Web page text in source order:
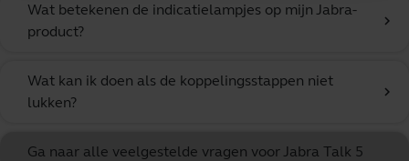
Wat betekenen de indicatielampjes op mijn Jabra-
product?
chevron_right
Wat kan ik doen als de koppelingsstappen niet
lukken?
chevron_right
Ga naar alle veelgestelde vragen voor Jabra Talk 5